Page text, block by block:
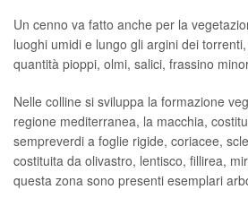
Un cenno va fatto anche per la
luoghi umidi e lungo gli argini dei
quantità pioppi, olmi, salici, frassino
Nelle colline si sviluppa la formazione
regione mediterranea, la macchia,
sempreverdi a foglie rigide, coriacee,
costituita da olivastro, lentisco, fillirea,
questa zona sono presenti esemplari